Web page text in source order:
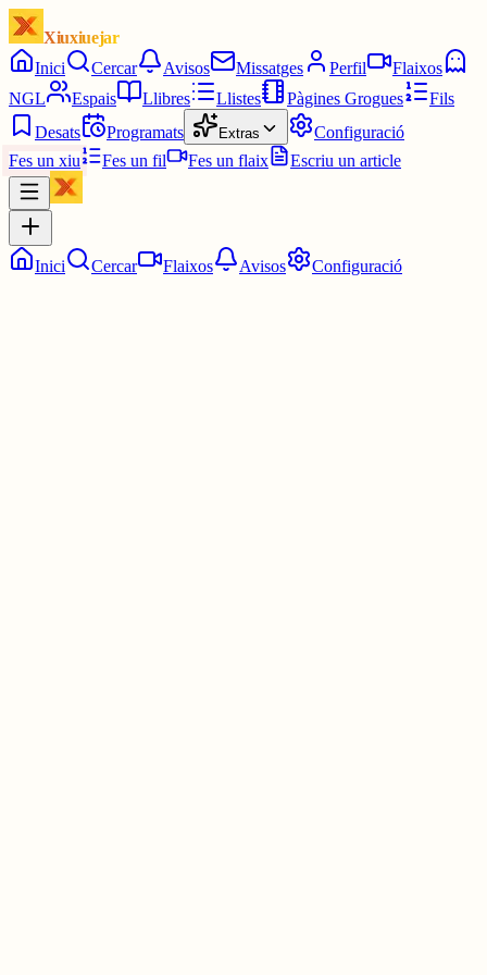
Xiuxiuejar
Inici
Cercar Avisos Missatges Perfil
Flaixos
NGL
Espais Llibres Llistes Pàgines Grogues
Fils
Desats
Programats Extras
Configuració
Fes un xiu
Fes un fil Fes un flaix Escriu un article
Inici Cercar Flaixos Avisos Configuració